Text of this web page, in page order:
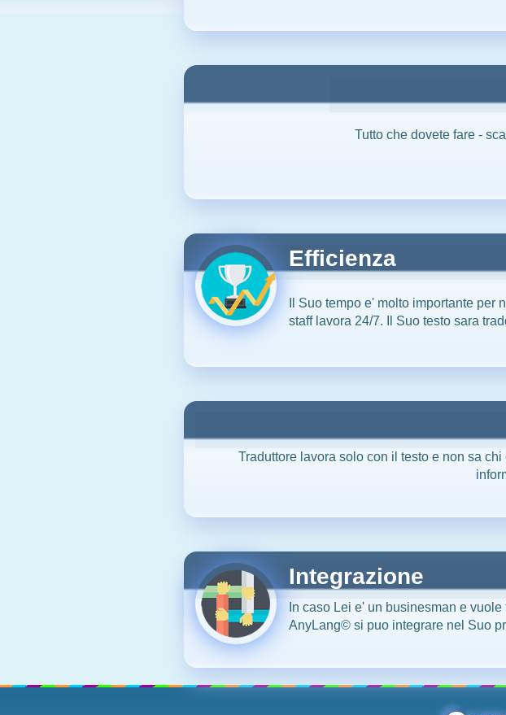
Tutto che dovete fare -
Efficienza
Il Suo tempo e' molto importante
staff lavora 24/7. Il Suo testo sara
Traduttore lavora solo con il testo e non sa
Integrazione
In caso Lei e' un businesman e
AnyLang©si puo integrare nel Suo